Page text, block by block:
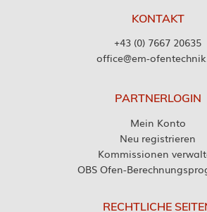
KONTAKT
+43 (0) 7667 20635
office@em-
PARTNERLOGIN
Mein Konto
Neu registrieren
Kommissionen
OBS Ofen-
RECHTLICHE